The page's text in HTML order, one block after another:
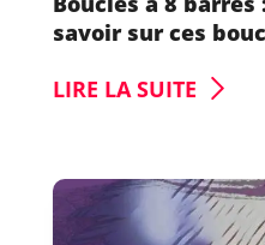
savoir sur ces
LIRE LA SUITE